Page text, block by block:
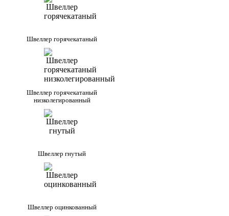
Швеллер горячекатаный
Швеллер горячекатаный
низколегированный
Швеллер гнутый
Швеллер оцинкованный